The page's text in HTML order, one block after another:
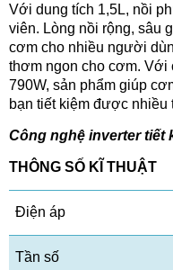
Với dung tích 1,5L, nồi
viên. Lòng nồi rộng, sâu
cơm cho nhiều người
thơm ngon cho cơm. Với
790W, sản phẩm giúp
bạn tiết kiệm được nhiều
Công nghệ inverter tiết
THÔNG SỐ KĨ THUẬT
Điện áp
Tần số